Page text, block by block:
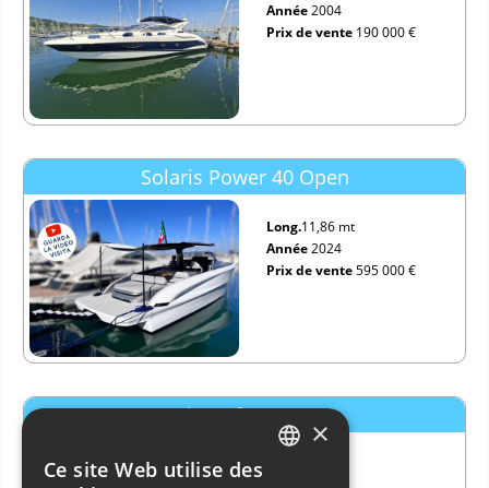
Année2004
Prix de vente 190 000 €
Solaris Power 40 Open
Long.11,86 mt
Année2024
Prix de vente595 000 €
3b Craft 330 Cc
×
Ce site Web utilise des